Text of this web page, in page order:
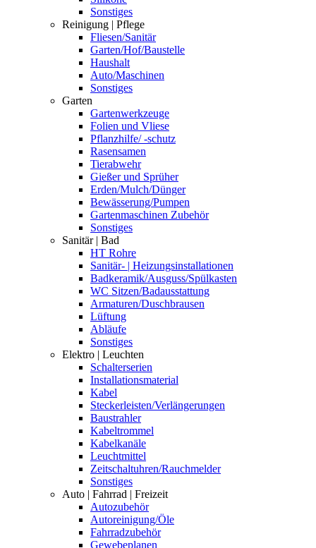
Sonstiges
Reinigung | Pflege
Fliesen/Sanitär
Garten/Hof/Baustelle
Haushalt
Auto/Maschinen
Sonstiges
Garten
Gartenwerkzeuge
Folien und Vliese
Pflanzhilfe/ -schutz
Rasensamen
Tierabwehr
Gießer und Sprüher
Erden/Mulch/Dünger
Bewässerung/Pumpen
Gartenmaschinen Zubehör
Sonstiges
Sanitär | Bad
HT Rohre
Sanitär- | Heizungsinstallationen
Badkeramik/Ausguss/Spülkasten
WC Sitzen/Badausstattung
Armaturen/Duschbrausen
Lüftung
Abläufe
Sonstiges
Elektro | Leuchten
Schalterserien
Installationsmaterial
Kabel
Steckerleisten/Verlängerungen
Baustrahler
Kabeltrommel
Kabelkanäle
Leuchtmittel
Zeitschaltuhren/Rauchmelder
Sonstiges
Auto | Fahrrad | Freizeit
Autozubehör
Autoreinigung/Öle
Fahrradzubehör
Gewebeplanen